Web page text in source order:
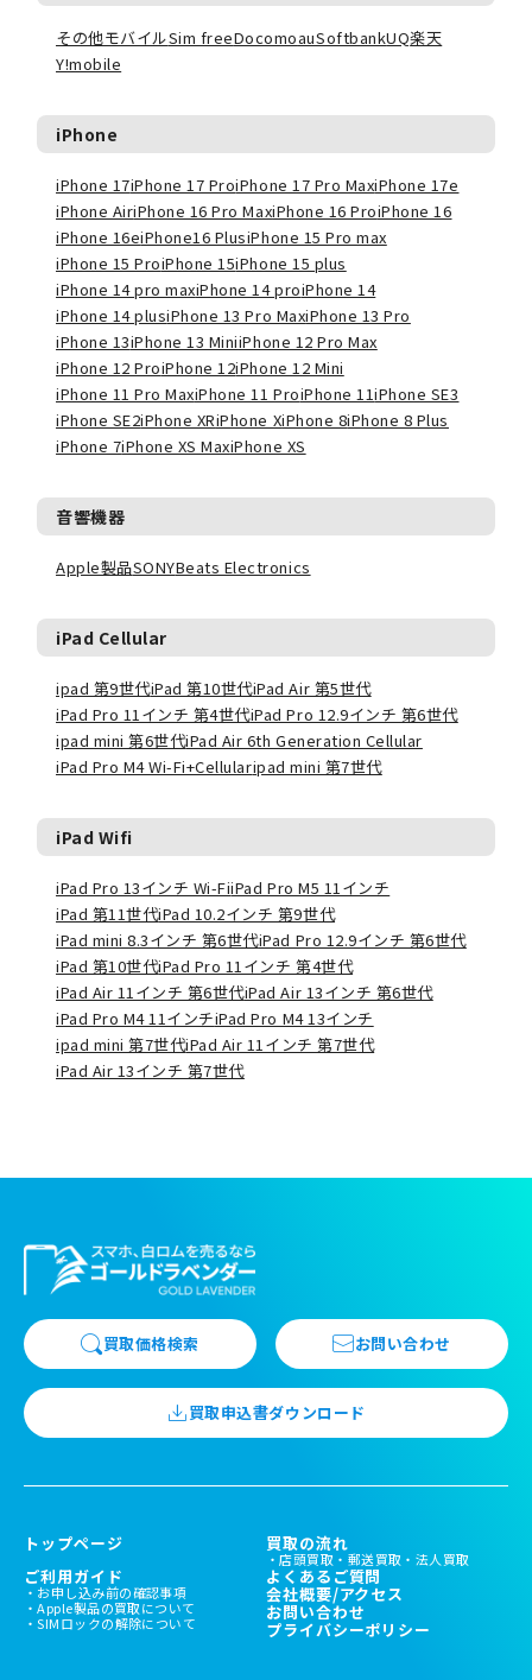
その他モバイルSim freeDocomoauSoftbankUQ楽天
Y!mobile
iPhone
iPhone 17iPhone 17 ProiPhone 17 Pro MaxiPhone 17e
iPhone AiriPhone 16 Pro MaxiPhone 16 ProiPhone 16
iPhone 16eiPhone16 PlusiPhone 15 Pro max
iPhone 15 ProiPhone 15iPhone 15 plus
iPhone 14 pro maxiPhone 14 proiPhone 14
iPhone 14 plusiPhone 13 Pro MaxiPhone 13 Pro
iPhone 13iPhone 13 MiniiPhone 12 Pro Max
iPhone 12 ProiPhone 12iPhone 12 Mini
iPhone 11 Pro MaxiPhone 11 ProiPhone 11iPhone SE3
iPhone SE2iPhone XRiPhone XiPhone 8iPhone 8 Plus
iPhone 7iPhone XS MaxiPhone XS
音響機器
Apple製品SONYBeats Electronics
iPad Cellular
ipad 第9世代iPad 第10世代iPad Air 第5世代
iPad Pro 11インチ 第4世代iPad Pro 12.9インチ 第6世代
ipad mini 第6世代iPad Air 6th Generation Cellular
iPad Pro M4 Wi-Fi+Cellularipad mini 第7世代
iPad Wifi
iPad Pro 13インチ Wi-FiiPad Pro M5 11インチ
iPad 第11世代iPad 10.2インチ 第9世代
iPad mini 8.3インチ 第6世代iPad Pro 12.9インチ 第6世代
iPad 第10世代iPad Pro 11インチ 第4世代
iPad Air 11インチ 第6世代iPad Air 13インチ 第6世代
iPad Pro M4 11インチiPad Pro M4 13インチ
ipad mini 第7世代iPad Air 11インチ 第7世代
iPad Air 13インチ 第7世代
買取価格検索 お問い合わせ
買取申込書ダウンロード
トップページ 買取の流れ
店頭買取 郵送買取 法人買取
ご利用ガイド
お申し込み前の確認事項
Apple製品の買取について
SIMロックの解除について
よくあるご質問
会社概要/アクセス
お問い合わせ
プライバシーポリシー